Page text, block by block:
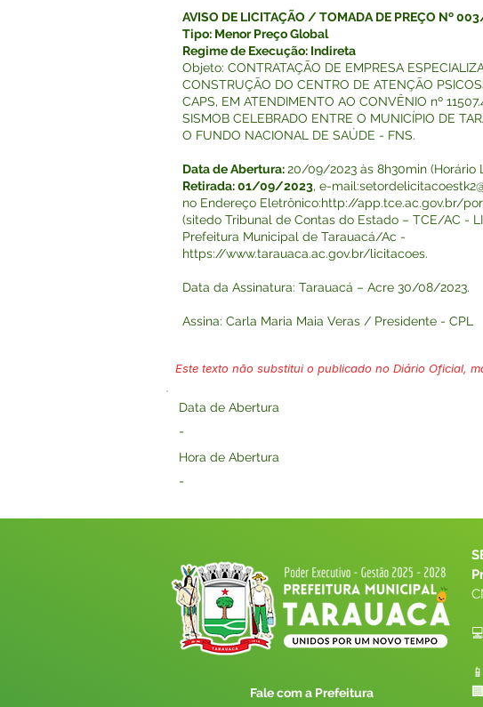
AVISO DE LICITAÇÃO / TOMADA DE PREÇO Nº
Tipo: Menor Preço Global
Regime de Execução: Indireta
Objeto: CONTRATAÇÃO DE EMPRESA
CONSTRUÇÃO DO CENTRO DE ATENÇÃO
CAPS, EM ATENDIMENTO AO CONVÊNIO nº
SISMOB CELEBRADO ENTRE O MUNICÍPIO DE
O FUNDO NACIONAL DE SAÚDE - FNS.
Data de Abertura:20/09/2023 às 8h30min (Horário
Retirada: 01/09/2023, e-mail:
no Endereço Eletrônico:http://app.tce.ac.gov.br/
(sitedo Tribunal de Contas do Estado – TCE/AC -
Prefeitura Municipal de Tarauacá/Ac -
https://www.tarauaca.ac.gov.br/licitacoes.
Data da Assinatura: Tarauacá – Acre 30/08/2023.
Assina: Carla Maria Maia Veras / Presidente - CPL
Este texto não substitui o publicado no Diário Oficial,
Data de Abertura
-
Hora de Abertura
-
Fale com a Prefeitura